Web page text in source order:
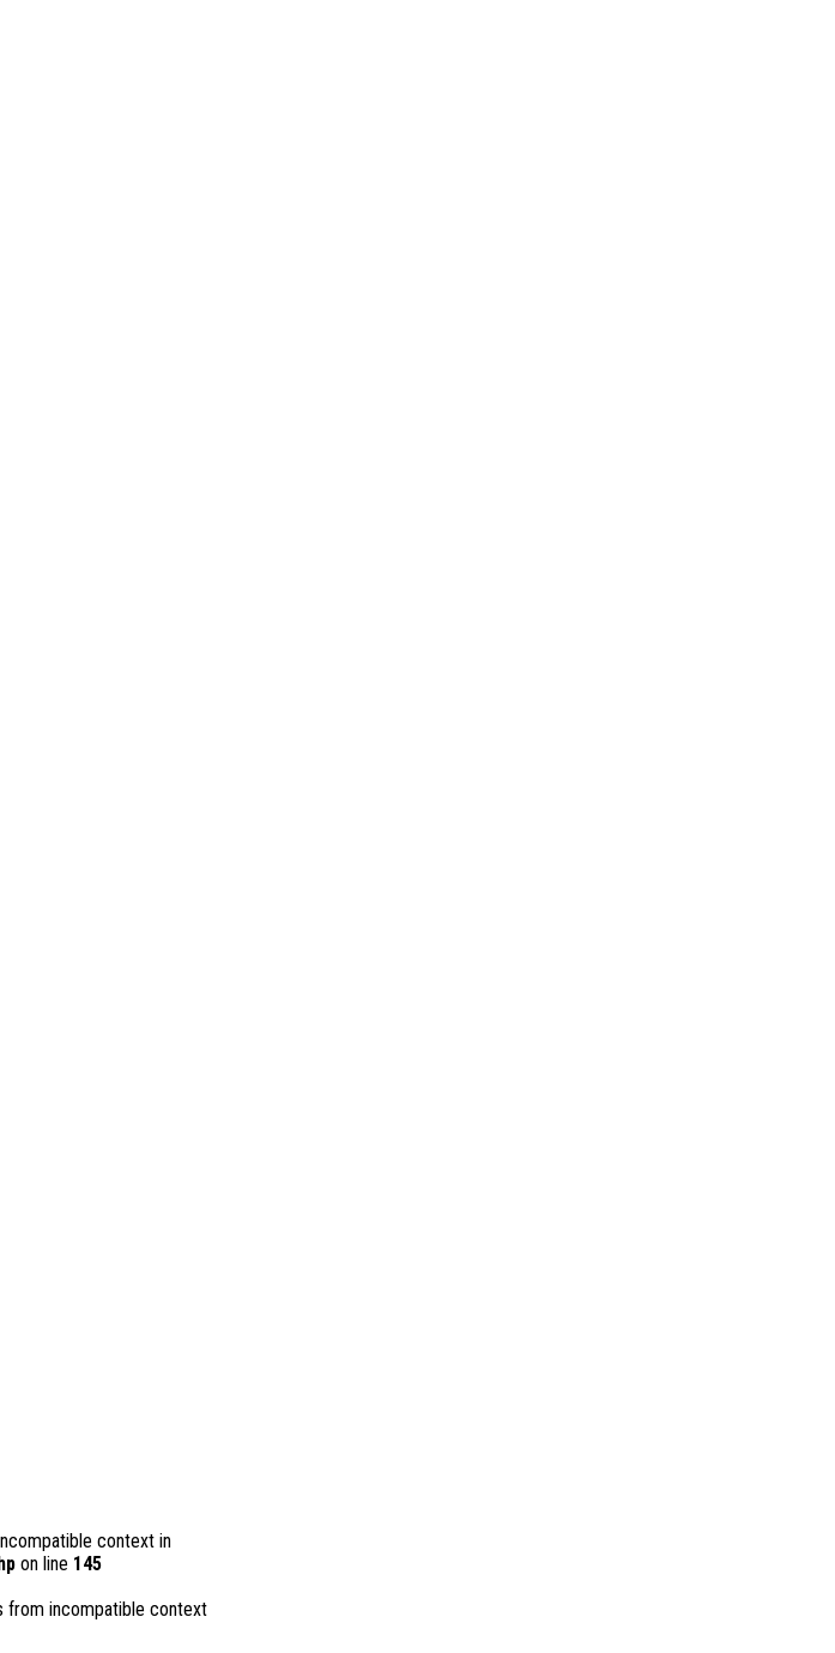
context in
on line 145
from incompatible context